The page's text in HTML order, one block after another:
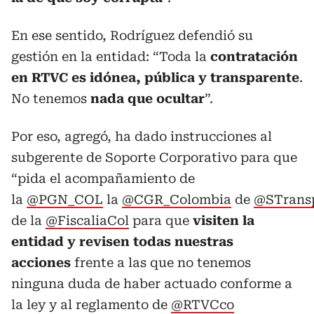
En ese sentido, Rodríguez defendió su
gestión en la entidad: “Toda la contratación
en RTVC es idónea, pública y transparente.
No tenemos nada que ocultar”.
Por eso, agregó, ha dado instrucciones al
subgerente de Soporte Corporativo para que
“pida el acompañamiento de
la @PGN_COL la @CGR_Colombia de
de la @FiscaliaCol para que visiten la
entidad y revisen todas nuestras
acciones frente a las que no tenemos
ninguna duda de haber actuado conforme a
la ley y al reglamento de @RTVCco